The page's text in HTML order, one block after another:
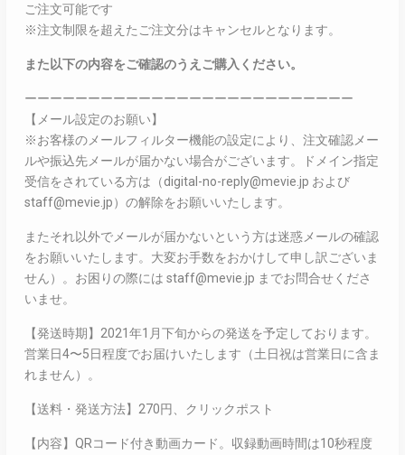
ご注文可能です
※注文制限を超えたご注文分はキャンセルとなります。
また以下の内容をご確認のうえご購入ください。
ーーーーーーーーーーーーーーーーーーーーーーーーーー
【メール設定のお願い】
※お客様のメールフィルター機能の設定により、注文確認メー
ルや振込先メールが届かない場合がございます。ドメイン指定
受信をされている方は（digital-no-reply@mevie.jp および
staff@mevie.jp）の解除をお願いいたします。
またそれ以外でメールが届かないという方は迷惑メールの確認
をお願いいたします。大変お手数をおかけして申し訳ございま
せん）。お困りの際には staff@mevie.jp までお問合せくださ
いませ。
【発送時期】2021年1月下旬からの発送を予定しております。
営業日4〜5日程度でお届けいたします（土日祝は営業日に含ま
れません）。
【送料・発送方法】270円、クリックポスト
【内容】QRコード付き動画カード。収録動画時間は10秒程度